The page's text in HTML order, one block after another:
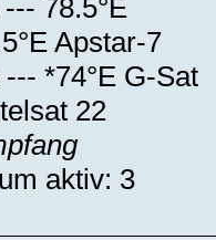
78.5°E
Apstar-7
*74°E G-Sat
22
aktiv: 3